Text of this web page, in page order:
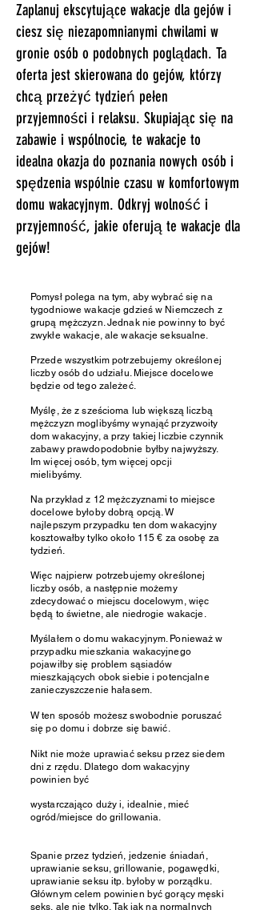
Zaplanuj ekscytujące wakacje dla gejów i
ciesz się niezapomnianymi chwilami w
gronie osób o podobnych poglądach. Ta
oferta jest skierowana do gejów, którzy
chcą przeżyć tydzień pełen
przyjemności i relaksu. Skupiając się na
zabawie i wspólnocie, te wakacje to
idealna okazja do poznania nowych osób i
spędzenia wspólnie czasu w komfortowym
domu wakacyjnym. Odkryj wolność i
przyjemność, jakie oferują te wakacje dla
gejów!
Pomysł polega na tym, aby wybrać się na
tygodniowe wakacje gdzieś w Niemczech z
grupą mężczyzn. Jednak nie powinny to być
zwykłe wakacje, ale wakacje seksualne.
Przede wszystkim potrzebujemy określonej
liczby osób do udziału. Miejsce docelowe
będzie od tego zależeć.
Myślę, że z sześcioma lub większą liczbą
mężczyzn moglibyśmy wynająć przyzwoity
dom wakacyjny, a przy takiej liczbie czynnik
zabawy prawdopodobnie byłby najwyższy.
Im więcej osób, tym więcej opcji
mielibyśmy.
Na przykład z 12 mężczyznami to miejsce
docelowe byłoby dobrą opcją. W
najlepszym przypadku ten dom wakacyjny
kosztowałby tylko około 115 € za osobę za
tydzień.
Więc najpierw potrzebujemy określonej
liczby osób, a następnie możemy
zdecydować o miejscu docelowym, więc
będą to świetne, ale niedrogie wakacje.
Myślałem o domu wakacyjnym. Ponieważ w
przypadku mieszkania wakacyjnego
pojawiłby się problem sąsiadów
mieszkających obok siebie i potencjalne
zanieczyszczenie hałasem.
W ten sposób możesz swobodnie poruszać
się po domu i dobrze się bawić.
Nikt nie może uprawiać seksu przez siedem
dni z rzędu. Dlatego dom wakacyjny
powinien być
wystarczająco duży i, idealnie, mieć
ogród/miejsce do grillowania.
Spanie przez tydzień, jedzenie śniadań,
uprawianie seksu, grillowanie, pogawędki,
uprawianie seksu itp. byłoby w porządku.
Głównym celem powinien być gorący męski
seks, ale nie tylko. Tak jak na normalnych